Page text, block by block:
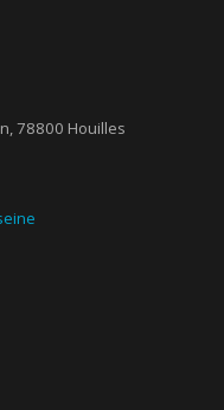
78800 Houilles